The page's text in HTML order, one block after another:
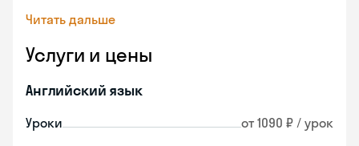
Читать дальше
Услуги и цены
Английский язык
Уроки от 1090 ₽ / урок